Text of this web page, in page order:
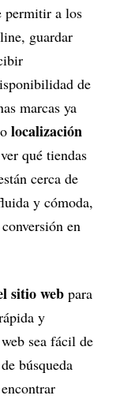
permitir a los
guardar
de
marcas ya
localización
qué tiendas
cerca de
y cómoda,
en
sitio web para
y
sea fácil de
búsqueda